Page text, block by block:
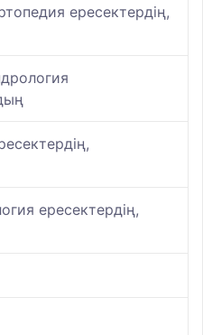
ересектердің,
ересектердің,